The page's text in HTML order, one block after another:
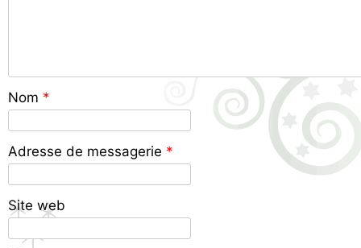
Nom *
Adresse de messagerie *
Site web